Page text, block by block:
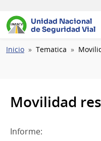
Unidad Nacional
de Seguridad Vial
Ruta
Inicio Tematica
Movilidad
Informe: